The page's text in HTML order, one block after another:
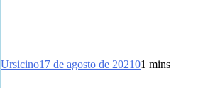
Ursicino17 de agosto de 202101 mins